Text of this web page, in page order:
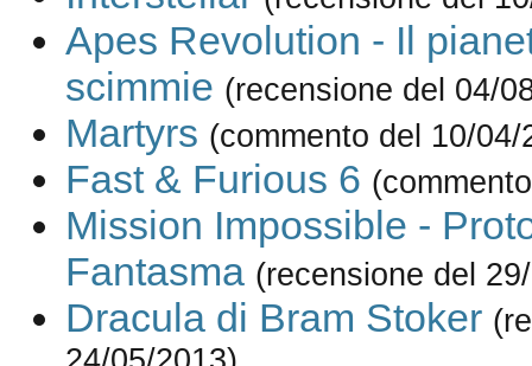
Apes Revolution - Il
scimmie (recensione del 04/
Martyrs (commento del 10/04/
Fast & Furious 6
Mission Impossible -
Fantasma (recensione del
Dracula di Bram Stoker